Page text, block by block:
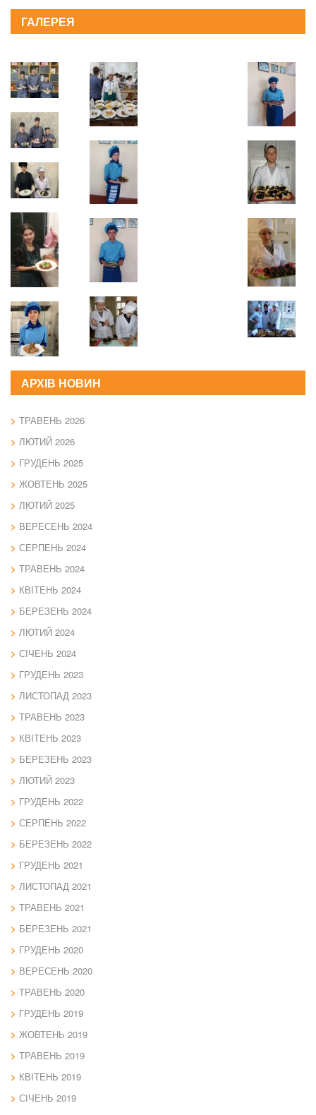
ГАЛЕРЕЯ
АРХІВ НОВИН
ТРАВЕНЬ 2026
ЛЮТИЙ 2026
ГРУДЕНЬ 2025
ЖОВТЕНЬ 2025
ЛЮТИЙ 2025
ВЕРЕСЕНЬ 2024
СЕРПЕНЬ 2024
ТРАВЕНЬ 2024
КВІТЕНЬ 2024
БЕРЕЗЕНЬ 2024
ЛЮТИЙ 2024
СІЧЕНЬ 2024
ГРУДЕНЬ 2023
ЛИСТОПАД 2023
ТРАВЕНЬ 2023
КВІТЕНЬ 2023
БЕРЕЗЕНЬ 2023
ЛЮТИЙ 2023
ГРУДЕНЬ 2022
СЕРПЕНЬ 2022
БЕРЕЗЕНЬ 2022
ГРУДЕНЬ 2021
ЛИСТОПАД 2021
ТРАВЕНЬ 2021
БЕРЕЗЕНЬ 2021
ГРУДЕНЬ 2020
ВЕРЕСЕНЬ 2020
ТРАВЕНЬ 2020
ГРУДЕНЬ 2019
ЖОВТЕНЬ 2019
ТРАВЕНЬ 2019
КВІТЕНЬ 2019
СІЧЕНЬ 2019